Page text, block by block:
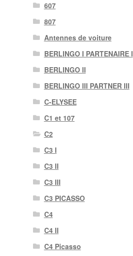
607
807
Antennes de voiture
BERLINGO I PARTENAIRE I
BERLINGO II
BERLINGO III PARTNER III
C-ELYSEE
C1 et 107
C2
C3 I
C3 II
C3 III
C3 PICASSO
C4
C4 II
C4 Picasso